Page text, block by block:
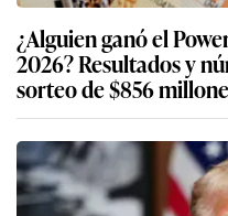
¿Alguien ganó el
2026? Resultados y
sorteo de $856